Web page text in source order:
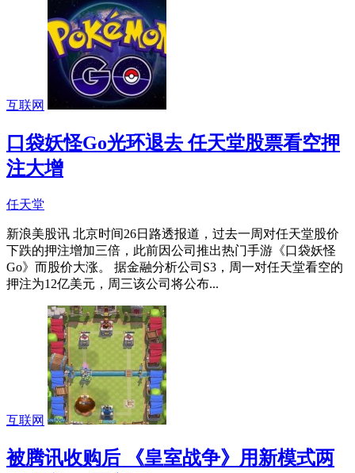
互联网
口袋妖怪Go光环退去 任天堂股票看空押
注大增
任天堂
新浪美股讯 北京时间26日路透报道，过去一周对任天堂股价
下跌的押注增加三倍，此前因公司推出热门手游《口袋妖怪
Go》而股价大涨。 据金融分析公司S3，周一对任天堂看空的
押注为12亿美元，周三该公司将公布...
互联网
被腾讯收购后 《皇室战争》用新模式两